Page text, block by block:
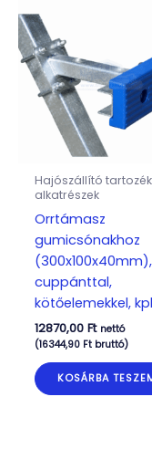
Hajószállító
alkatrészek
Orrtámasz
gumicsónakhoz
(300x100x40mm),
cuppánttal,
kötőelemekkel,
12870,00 Ft nettó
(16344,90 Ftbruttó)
KOSÁRBA